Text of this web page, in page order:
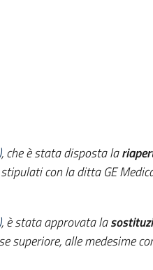
, che è stata disposta la
con la ditta GE
, è stata approvata la
superiore, alle medesime